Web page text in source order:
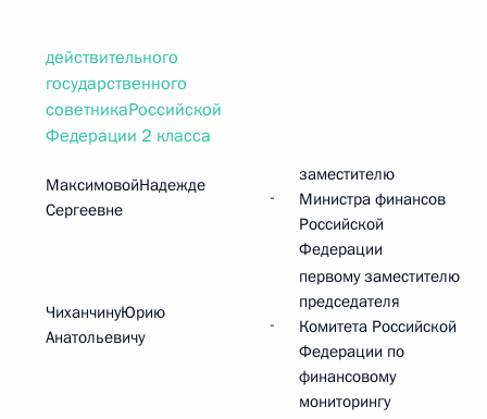
действительного
государственного
советникаРоссийской
Федерации 2 класса
МаксимовойНадежде
Сергеевне
-
заместителю
Министра финансов
Российской
Федерации
ЧиханчинуЮрию
Анатольевичу
-
первому заместителю
председателя
Комитета Российской
Федерации по
финансовому
мониторингу